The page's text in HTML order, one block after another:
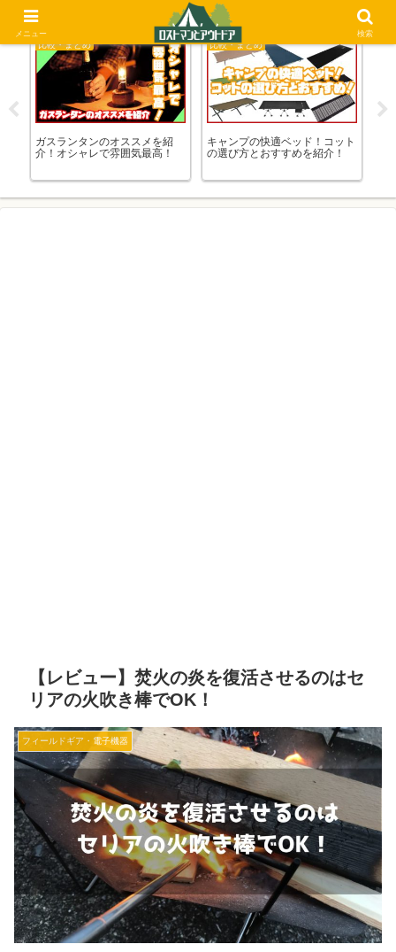
比較・まとめ
ガスランタンのオススメを紹
介！オシャレで雰囲気最高！
比較・まとめ
キャンプの快適ベッド！コット
の選び方とおすすめを紹介！
キ
【レビュー】焚火の炎を復活させるのはセ
リアの火吹き棒でOK！
フィールドギア・電子機器
メニュー 検索